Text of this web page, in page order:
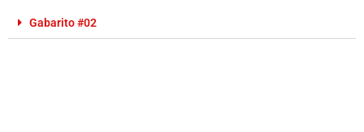
Gabarito #02